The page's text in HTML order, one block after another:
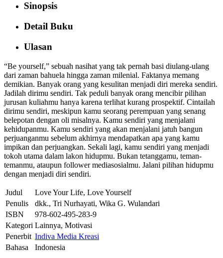
Sinopsis
Detail Buku
Ulasan
“Be yourself,” sebuah nasihat yang tak pernah basi diulang-ulang
dari zaman bahuela hingga zaman milenial. Faktanya memang
demikian. Banyak orang yang kesulitan menjadi diri mereka sendiri.
Jadilah dirimu sendiri. Tak peduli banyak orang mencibir pilihan
jurusan kuliahmu hanya karena terlihat kurang prospektif. Cintailah
dirimu sendiri, meskipun kamu seorang perempuan yang senang
belepotan dengan oli misalnya. Kamu sendiri yang menjalani
kehidupanmu. Kamu sendiri yang akan menjalani jatuh bangun
perjuanganmu sebelum akhirnya mendapatkan apa yang kamu
impikan dan perjuangkan. Sekali lagi, kamu sendiri yang menjadi
tokoh utama dalam lakon hidupmu. Bukan tetanggamu, teman-
temanmu, ataupun follower mediasosialmu. Jalani pilihan hidupmu
dengan menjadi diri sendiri.
Judul
Love Your Life, Love Yourself
Penulis
dkk., Tri Nurhayati, Wika G. Wulandari
ISBN
978-602-495-283-9
Kategori Lainnya, Motivasi
Penerbit Indiva Media Kreasi
Bahasa
Indonesia